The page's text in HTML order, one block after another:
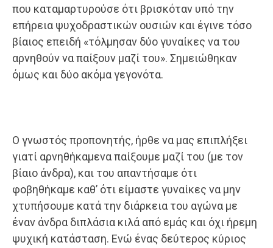
που καταμαρτυρούσε ότι βρισκόταν υπό την
επήρεια ψυχοδραστικών ουσιών και έγινε τόσο
βίαιος επειδή «τόλμησαν δύο γυναίκες να του
αρνηθούν να παίξουν μαζί του». Σημειώθηκαν
όμως και δύο ακόμα γεγονότα.
Ο γνωστός προπονητής, ήρθε να μας επιπλήξει
γιατί αρνηθήκαμενα παίξουμε μαζί του (με τον
βίαιο άνδρα), και του απαντήσαμε ότι
φοβηθήκαμε καθ’ ότι είμαστε γυναίκες να μην
χτυπήσουμε κατά την διάρκεια του αγώνα με
έναν άνδρα διπλάσια κιλά από εμάς και όχι ήρεμη
ψυχική κατάσταση. Ενώ ένας δεύτερος κύριος